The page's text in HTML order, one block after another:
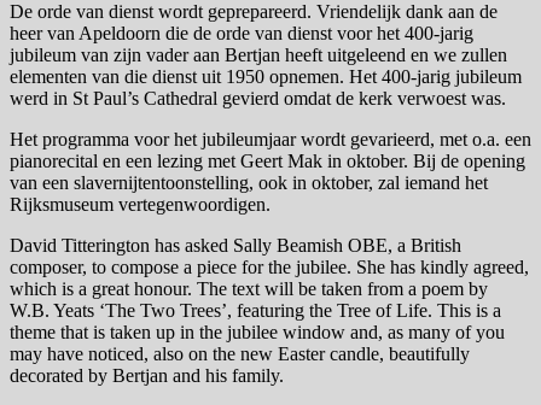
De orde van dienst wordt geprepareerd. Vriendelijk dank aan de
heer van Apeldoorn die de orde van dienst voor het 400-jarig
jubileum van zijn vader aan Bertjan heeft uitgeleend en we zullen
elementen van die dienst uit 1950 opnemen. Het 400-jarig jubileum
werd in St Paul’s Cathedral gevierd omdat de kerk verwoest was.
Het programma voor het jubileumjaar wordt gevarieerd, met o.a. een
pianorecital en een lezing met Geert Mak in oktober. Bij de opening
van een slavernijtentoonstelling, ook in oktober, zal iemand het
Rijksmuseum vertegenwoordigen.
David Titterington has asked Sally Beamish OBE, a British
composer, to compose a piece for the jubilee. She has kindly agreed,
which is a great honour. The text will be taken from a poem by
W.B. Yeats ‘The Two Trees’, featuring the Tree of Life. This is a
theme that is taken up in the jubilee window and, as many of you
may have noticed, also on the new Easter candle, beautifully
decorated by Bertjan and his family.